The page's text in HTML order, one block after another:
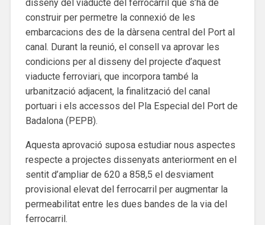
disseny del viaducte del ferrocarril que s’ha de
construir per permetre la connexió de les
embarcacions des de la dàrsena central del Port al
canal. Durant la reunió, el consell va aprovar les
condicions per al disseny del projecte d’aquest
viaducte ferroviari, que incorpora també la
urbanització adjacent, la finalització del canal
portuari i els accessos del Pla Especial del Port de
Badalona (PEPB).
Aquesta aprovació suposa estudiar nous aspectes
respecte a projectes dissenyats anteriorment en el
sentit d’ampliar de 620 a 858,5 el desviament
provisional elevat del ferrocarril per augmentar la
permeabilitat entre les dues bandes de la via del
ferrocarril.